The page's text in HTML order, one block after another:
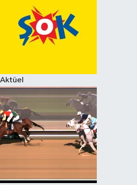
Aktüel